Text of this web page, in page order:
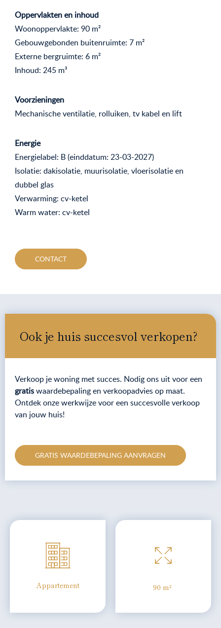
Oppervlakten en inhoud
Woonoppervlakte: 90 m²
Gebouwgebonden buitenruimte: 7 m²
Externe bergruimte: 6 m²
Inhoud: 245 m³
Voorzieningen
Mechanische ventilatie, rolluiken, tv kabel en lift
Energie
Energielabel: B (einddatum: 23-03-2027)
Isolatie: dakisolatie, muurisolatie, vloerisolatie en
dubbel glas
Verwarming: cv-ketel
Warm water: cv-ketel
CONTACT
Appartement 90 m²
Ook je huis succesvol verkopen?
Verkoop je woning met succes. Nodig ons uit voor een
gratiswaardebepaling en verkoopadvies op maat.
Ontdek onze werkwijze voor een succesvolle verkoop
van jouw huis!
GRATIS WAARDEBEPALING AANVRAGEN